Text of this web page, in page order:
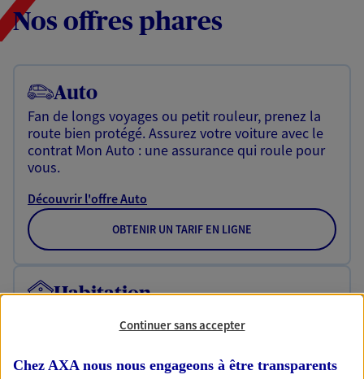
Nos offres phares
Auto
Fan de longs voyages ou petit rouleur, prenez la
route bien protégé. Assurez votre voiture avec le
contrat Mon Auto : une assurance qui roule pour
vous.
Découvrir l'offre Auto
OBTENIR UN TARIF EN LIGNE
Habitation
Votre logement est unique, comme vous. Le
contrat Ma Maison assure votre sérénité en
Continuer sans accepter
Chez AXA nous nous engageons à être transparents